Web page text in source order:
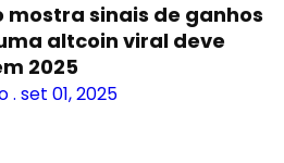
mostra sinais de ganhos
altcoin viral deve
2025
. set 01, 2025